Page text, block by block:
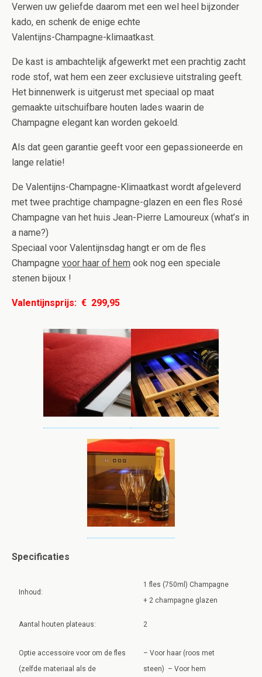
Verwen uw geliefde daarom met een wel heel bijzonder
kado, en schenk de enige echte
Valentijns-Champagne-klimaatkast.
De kast is ambachtelijk afgewerkt met een prachtig zacht
rode stof, wat hem een zeer exclusieve uitstraling geeft.
Het binnenwerk is uitgerust met speciaal op maat
gemaakte uitschuifbare houten lades waarin de
Champagne elegant kan worden gekoeld.
Als dat geen garantie geeft voor een gepassioneerde en
lange relatie!
De Valentijns-Champagne-Klimaatkast wordt afgeleverd
met twee prachtige champagne-glazen en een fles Rosé
Champagne van het huis Jean-Pierre Lamoureux (what’s in
a name?)
Speciaal voor Valentijnsdag hangt er om de fles
Champagne voor haar of hem ook nog een speciale
stenen bijoux !
Valentijnsprijs: € 299,95
Specificaties
Inhoud:
1 fles (750ml) Champagne
+ 2 champagne glazen
Aantal houten plateaus: 2
Optie accessoire voor om de fles
(zelfde materiaal als de
– Voor haar (roos met
steen) – Voor hem